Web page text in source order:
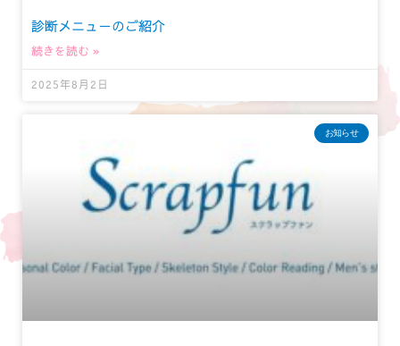
診断メニューのご紹介
続きを読む »
2025年8月2日
お知らせ